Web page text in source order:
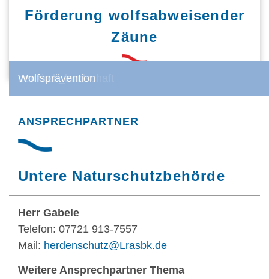
Wolfsprävention
neukirch_landschaft
Wolfsprävention
Förderung wolfsabweisender
Zäune
ANSPRECHPARTNER
Untere Naturschutzbehörde
Herr Gabele
Telefon: 07721 913-7557
Mail: herdenschutz@Lrasbk.de
Weitere Ansprechpartner Thema